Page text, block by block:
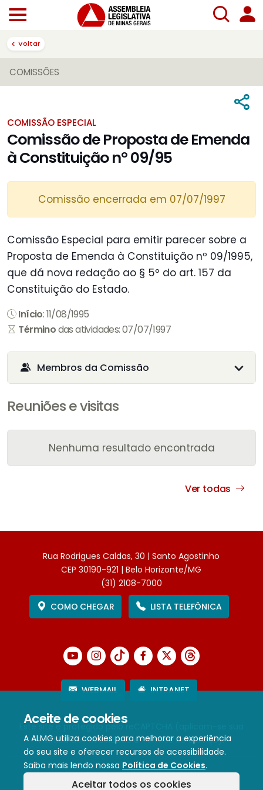
Aceite de cookies
A ALMG utiliza cookies para melhorar a experiência
do seu site e oferecer recursos de acessibilidade.
Saiba mais lendo nossa Política de Cookies.
Aceitar todos os cookies
Voltar
COMISSÕES
COMISSÃO ESPECIAL
Comissão de Proposta de Emenda
à Constituição nº 09/95
Comissão encerrada em 07/07/1997
Comissão Especial para emitir parecer sobre a
Proposta de Emenda à Constituição nº 09/1995,
que dá nova redação ao § 5º do art. 157 da
Constituição do Estado.
Início: 11/08/1995
Términodas atividades: 07/07/1997
Membros da Comissão
Reuniões e visitas
Nenhuma resultado encontrada
Ver todas
Rua Rodrigues Caldas, 30 | Santo Agostinho
CEP 30190-921 | Belo Horizonte/MG
(31) 2108-7000
COMO CHEGAR
LISTA TELEFÔNICA
WEBMAIL INTRANET
Este site é protegido pelo reCAPTCHA (aplicam-se sua
Política de PrivacidadeeTermos de Serviço).
Termos de Uso e Política de Privacidade